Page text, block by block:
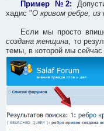
Пример №2:
хадис "О кривом ребре, из
Если мы просто
создана женщина, то
темы, в которой мы